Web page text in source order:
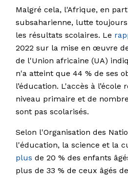
Malgré cela, l'Afrique, en
subsaharienne, lutte
les résultats scolaires. Le
2022 sur la mise en œuvre
de l'Union africaine (UA)
n'a atteint que 44 % de ses
l’éducation. L'accès à l’école
niveau primaire et de
sont pas scolarisés.
Selon l'Organisation des
l'éducation, la science et la
plus de 20 % des enfants
plus de 33 % de ceux âgés